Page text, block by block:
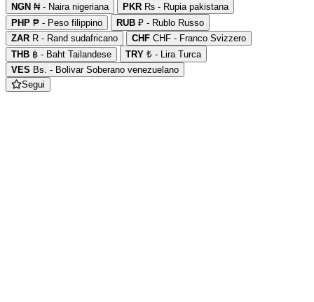
NGN ₦ - Naira nigeriana PKR ₨ - Rupia pakistana
PHP ₱ - Peso filippino RUB ₽ - Rublo Russo
ZAR R - Rand sudafricano CHF CHF - Franco Svizzero
THB ฿ - Baht Tailandese TRY ₺ - Lira Turca
VES Bs. - Bolivar Soberano venezuelano
Segui